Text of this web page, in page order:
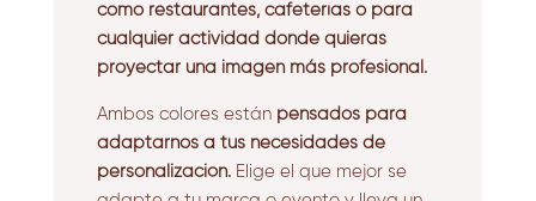
como restaurantes, cafeterías o para
cualquier actividad donde quieras
proyectar una imagen más profesional.
Ambos colores están pensados para
adaptarnos a tus necesidades de
personalización.Elige el que mejor se